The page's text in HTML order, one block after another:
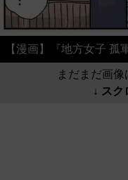
【漫画】『地方女子
まだまだ画像
↓ スク